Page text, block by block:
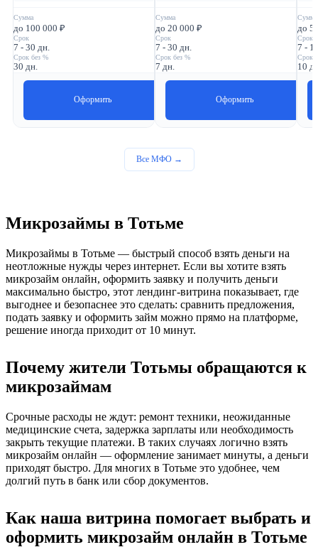
Сумма
до 100 000 ₽
Срок
7 - 30 дн.
Срок без %
30 дн.
Оформить
Сумма
до 20 000 ₽
Срок
7 - 30 дн.
Срок без %
7 дн.
Оформить
Сумма
до 5
Срок
7 -
Срок
10
Все МФО →
Микрозаймы в Тотьме
Микрозаймы в Тотьме — быстрый способ взять деньги на
неотложные нужды через интернет. Если вы хотите взять
микрозайм онлайн, оформить заявку и получить деньги
максимально быстро, этот лендинг‑витрина показывает, где
выгоднее и безопаснее это сделать: сравнить предложения,
подать заявку и оформить займ можно прямо на платформе,
решение иногда приходит от 10 минут.
Почему жители Тотьмы обращаются к
микрозаймам
Срочные расходы не ждут: ремонт техники, неожиданные
медицинские счета, задержка зарплаты или необходимость
закрыть текущие платежи. В таких случаях логично взять
микрозайм онлайн — оформление занимает минуты, а деньги
приходят быстро. Для многих в Тотьме это удобнее, чем
долгий путь в банк или сбор документов.
Как наша витрина помогает выбрать и
оформить микрозайм онлайн в Тотьме